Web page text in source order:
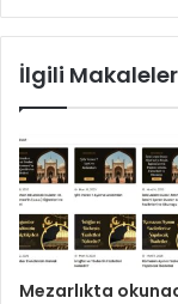
İlgili Makaleler
Mezarlıkta